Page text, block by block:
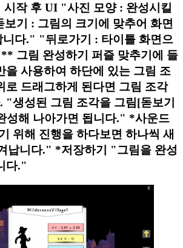
작 후 UI "사진 모양 : 완성시킬
기 : 그림의 크기에 맞추어 화면
니다." "뒤로가기 : 타이틀 화면으
그림 완성하기 퍼즐 맞추기에 들
을 사용하여 하단에 있는 그림 조
로 드래그하게 된다면 그림 조각
"생성된 그림 조각을 그림[돋보기
성해 나아가면 됩니다." *사운드
위해 진행을 하다보면 하나씩 새
납니다." *저장하기 "그림을 완성
다."